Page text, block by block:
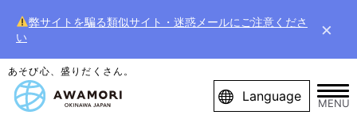
弊サイトを騙る類似サイト・迷惑メールにご注意くださ
い
×
あそび心、盛りだくさん。
Language MENU